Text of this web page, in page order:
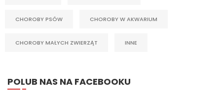
CHOROBY PSÓW CHOROBY W AKWARIUM
CHOROBY MAŁYCH ZWIERZĄT INNE
POLUB NAS NA FACEBOOKU